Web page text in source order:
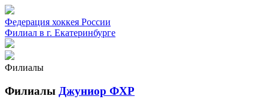
Федерация хоккея России
Филиал в г. Екатеринбурге
Филиалы
Филиалы Джуниор ФХР